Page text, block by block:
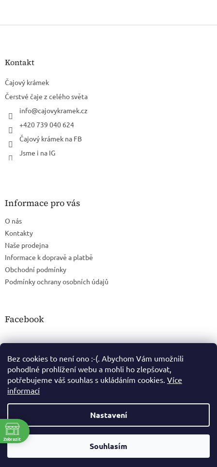
Bez cookies to není ono :-(. Abychom Vám umožnili
pohodlné prohlížení webu a mohli ho zlepšovat,
potřebujeme váš souhlas s ukládáním cookies. Více
informací
Nastavení
Souhlasím
Z
Kontakt
Čajový krámek
Čerstvé čaje z celého světa
info@cajovykramek.cz
+420 739 040 624
Čajový krámek na FB
Jsme i na IG
Informace pro vás
O nás
Kontakty
Naše prodejna
Informace k dopravě a platbě
Obchodní podmínky
Podmínky ochrany osobních údajů
Facebook
Vytvořil Shoptet
Čajový Krámek. Všechna práva vyhrazena.
Zobrazit